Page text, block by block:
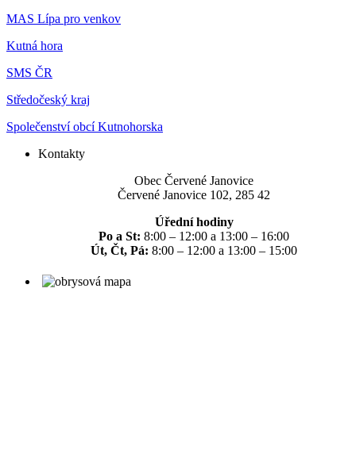
MAS Lípa pro venkov
Kutná hora
SMS ČR
Středočeský kraj
Společenství obcí Kutnohorska
Kontakty
Obec Červené Janovice
Červené Janovice 102, 285 42
Úřední hodiny
Po a St: 8:00 – 12:00 a 13:00 – 16:00
Út, Čt, Pá: 8:00 – 12:00 a 13:00 – 15:00